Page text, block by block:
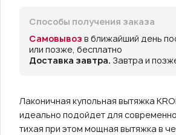
Способы получения заказа
Самовывоз в ближайший день
или позже, бесплатно
Доставка завтра. Завтра и
Лаконичная купольная вытяжка
идеально подойдет для
тихая при этом мощная вытяжка в